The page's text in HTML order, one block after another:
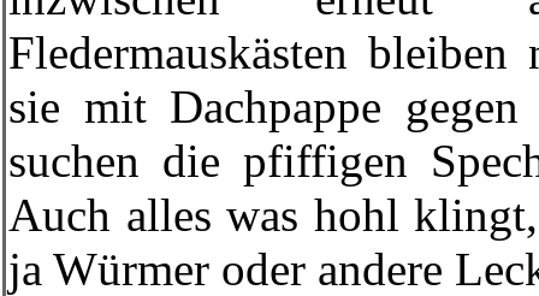
Fledermauskästen
sie mit Dachpappe
suchen die pfiffigen
Auch alles was hohl
ja Würmer oder andere